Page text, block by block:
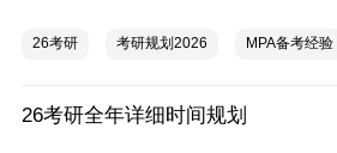
26考研 考研规划2026 MPA备考经验
26考研全年详细时间规划